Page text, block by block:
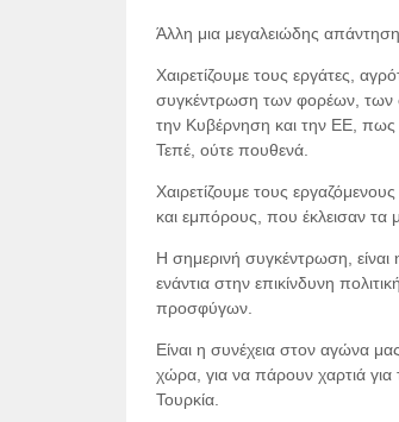
Άλλη μια μεγαλειώδης απάντηση
Χαιρετίζουμε τους εργάτες,
συγκέντρωση των φορέων, των
την Κυβέρνηση και την ΕΕ, πως
Τεπέ, ούτε πουθενά.
Χαιρετίζουμε τους
και εμπόρους, που έκλεισαν
Η σημερινή συγκέντρωση,
ενάντια στην επικίνδυνη
προσφύγων.
Είναι η συνέχεια στον αγώνα
χώρα, για να πάρουν χαρτιά
Τουρκία.